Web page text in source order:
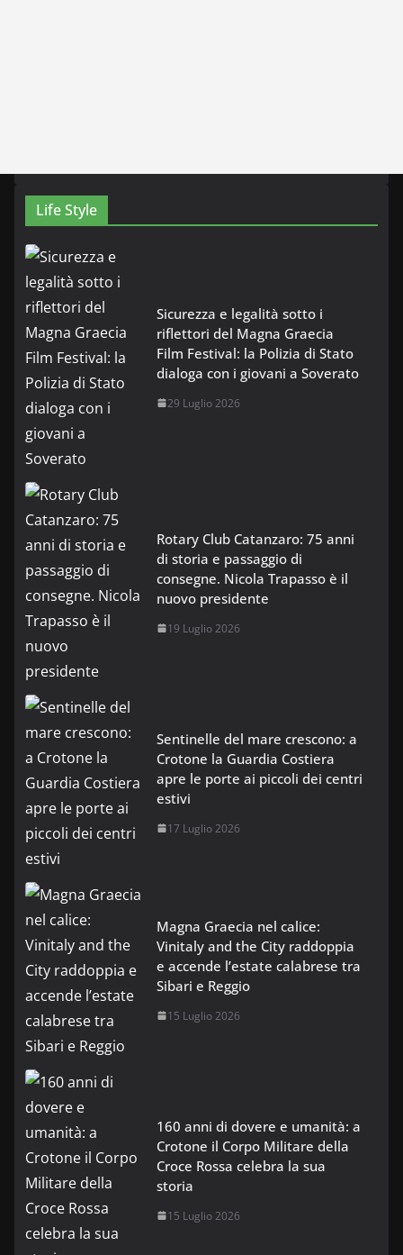
Life Style
Sicurezza e legalità sotto i
riflettori del Magna Graecia
Film Festival: la Polizia di Stato
dialoga con i giovani a Soverato
29 Luglio 2026
Rotary Club Catanzaro: 75 anni
di storia e passaggio di
consegne. Nicola Trapasso è il
nuovo presidente
19 Luglio 2026
Sentinelle del mare crescono: a
Crotone la Guardia Costiera
apre le porte ai piccoli dei centri
estivi
17 Luglio 2026
Magna Graecia nel calice:
Vinitaly and the City raddoppia
e accende l’estate calabrese tra
Sibari e Reggio
15 Luglio 2026
160 anni di dovere e umanità: a
Crotone il Corpo Militare della
Croce Rossa celebra la sua
storia
15 Luglio 2026